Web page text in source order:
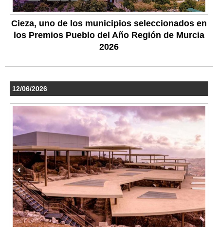
Cieza, uno de los municipios seleccionados en
los Premios Pueblo del Año Región de Murcia
2026
12/06/2026